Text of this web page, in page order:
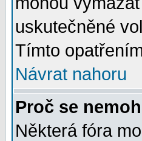
uskutečněné
Tímto
Návrat nahoru
Proč se
Některá fóra